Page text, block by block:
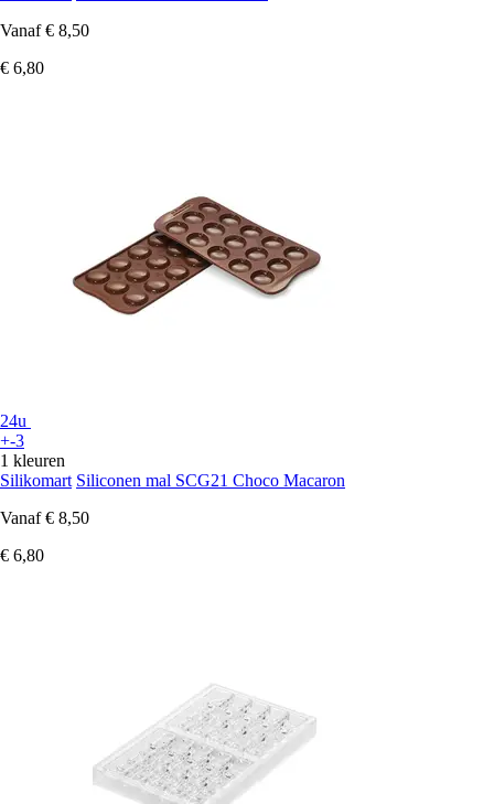
Vanaf € 8,50
€ 6,80
24u
+-3
1 kleuren
Silikomart Siliconen mal SCG21 Choco Macaron
Vanaf € 8,50
€ 6,80